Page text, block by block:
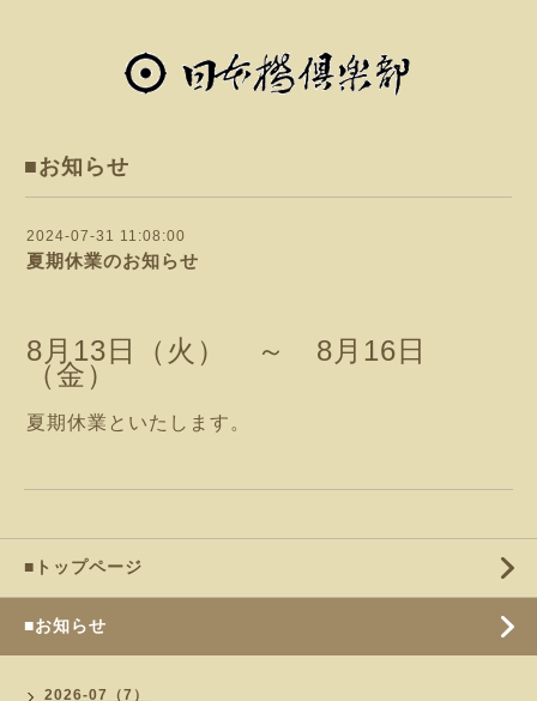
■お知らせ
2024-07-31 11:08:00
夏期休業のお知らせ
8月13日（火） ～ 8月16日
（金）
夏期休業といたします。
■トップページ
■お知らせ
2026-07（7）